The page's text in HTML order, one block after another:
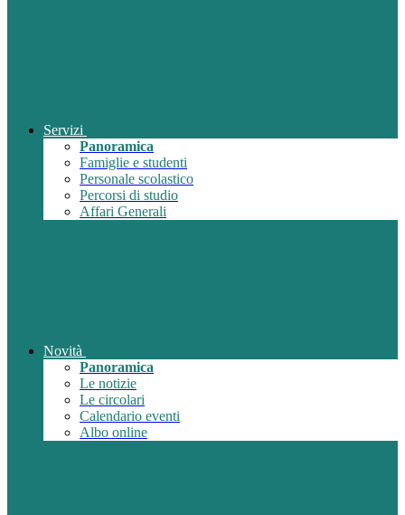
Servizi
Panoramica
Famiglie e studenti
Personale scolastico
Percorsi di studio
Affari Generali
Novità
Panoramica
Le notizie
Le circolari
Calendario eventi
Albo online